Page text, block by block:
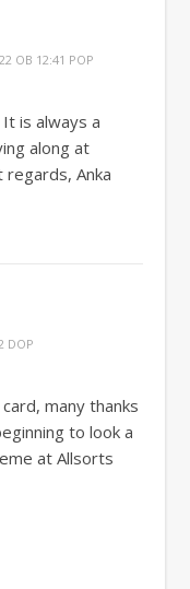
OB 12:41 POP
It is always a
along at
Anka
DOP
many thanks
to look a
at Allsorts